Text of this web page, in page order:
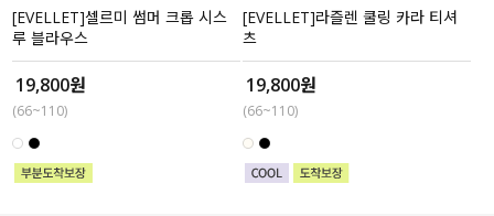
[EVELLET]셀르미 썸머 크롭 시스
루 블라우스
19,800원
(66~110)
[EVELLET]라즐렌 쿨링 카라 티셔
츠
19,800원
(66~110)